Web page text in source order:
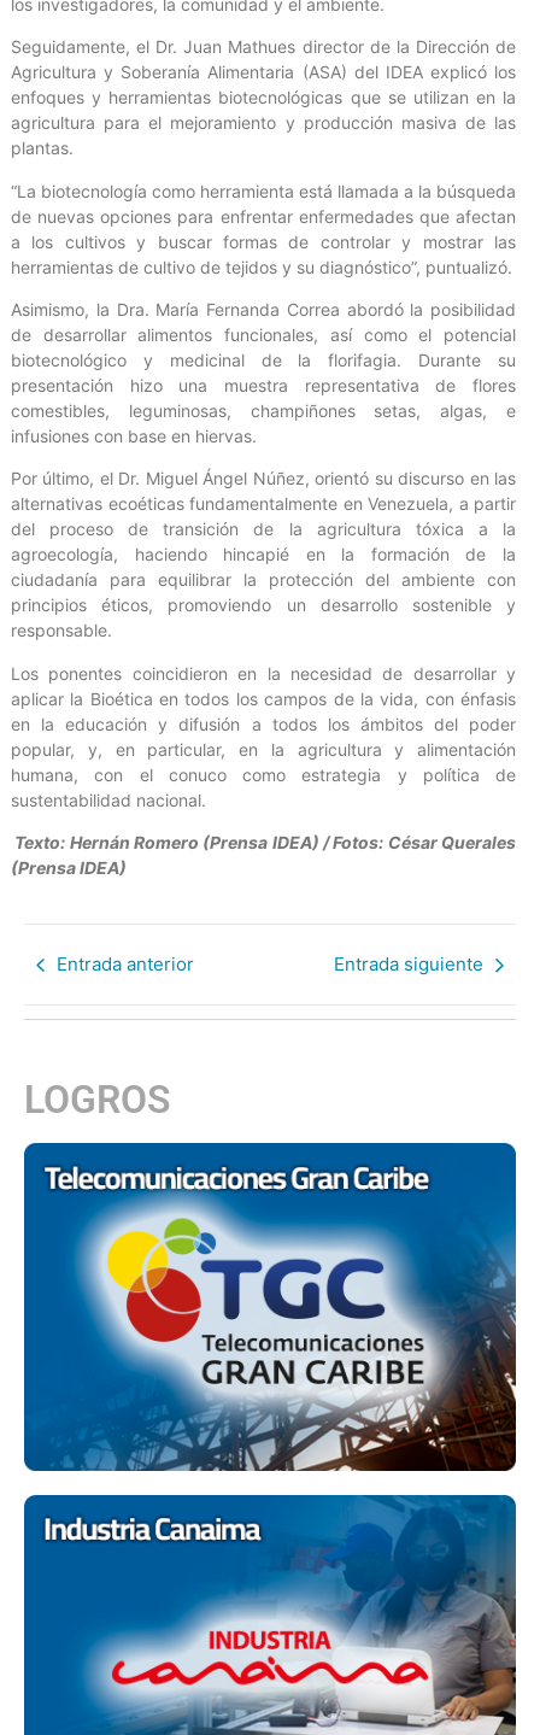
Seguidamente, el Dr. Juan Mathues director de la Dirección de
Agricultura y Soberanía Alimentaria (ASA) del IDEA explicó los
enfoques y herramientas biotecnológicas que se utilizan en la
agricultura para el mejoramiento y producción masiva de las
plantas.
“La biotecnología como herramienta está llamada a la búsqueda
de nuevas opciones para enfrentar enfermedades que afectan
a los cultivos y buscar formas de controlar y mostrar las
herramientas de cultivo de tejidos y su diagnóstico”, puntualizó.
Asimismo, la Dra. María Fernanda Correa abordó la posibilidad
de desarrollar alimentos funcionales, así como el potencial
biotecnológico y medicinal de la florifagia. Durante su
presentación hizo una muestra representativa de flores
comestibles, leguminosas, champiñones setas, algas, e
infusiones con base en hiervas.
Por último, el Dr. Miguel Ángel Núñez, orientó su discurso en las
alternativas ecoéticas fundamentalmente en Venezuela, a partir
del proceso de transición de la agricultura tóxica a la
agroecología, haciendo hincapié en la formación de la
ciudadanía para equilibrar la protección del ambiente con
principios éticos, promoviendo un desarrollo sostenible y
responsable.
Los ponentes coincidieron en la necesidad de desarrollar y
aplicar la Bioética en todos los campos de la vida, con énfasis
en la educación y difusión a todos los ámbitos del poder
popular, y, en particular, en la agricultura y alimentación
humana, con el conuco como estrategia y política de
sustentabilidad nacional.
Texto: Hernán Romero (Prensa IDEA) / Fotos: César Querales
(Prensa IDEA)
Entrada anterior Entrada siguiente
LOGROS